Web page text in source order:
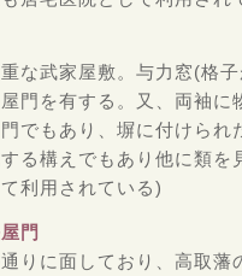
な武家屋敷。与力窓(格
門を有する。又、両袖に
でもあり、塀に付けられ
る構えでもあり他に類を
利用されている)
門
通りに面しており、高取藩